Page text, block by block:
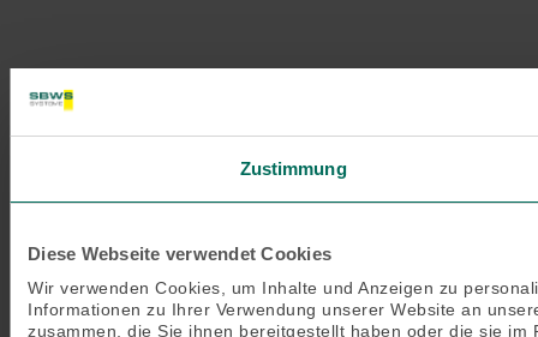
Zustimmung
Diese Webseite verwendet Cookies
Wir verwenden Cookies, um Inhalte und Anzeigen zu
Informationen zu Ihrer Verwendung unserer Website an
zusammen, die Sie ihnen bereitgestellt haben oder die sie